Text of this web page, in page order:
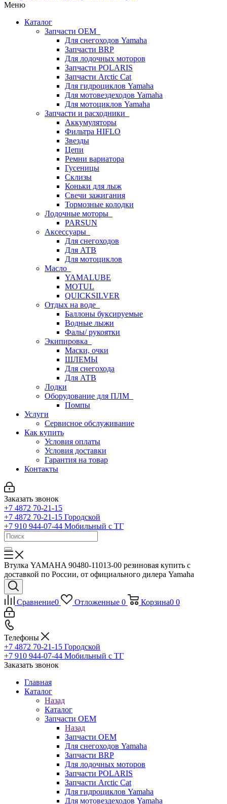
Меню
Каталог
Запчасти OEM
Для снегоходов Yamaha
Запчасти BRP
Для лодочных моторов
Запчасти POLARIS
Запчасти Arctic Cat
Для гидроциклов Yamaha
Для мотовездеходов Yamaha
Для мотоциклов Yamaha
Запчасти и расходники
Аккумуляторы
Фильтра HIFLO
Звезды
Цепи
Ремни вариатора
Гусеницы
Склизы
Коньки для лыж
Свечи зажигания
Тормозные колодки
Лодочные моторы
PARSUN
Аксессуары
Для снегоходов
Для АТВ
Для мотоциклов
Масло
YAMALUBE
MOTUL
QUICKSILVER
Отдых на воде
Баллоны буксируемые
Водные лыжи
Фалы/ рукоятки
Экипировка
Маски, очки
ШЛЕМЫ
Для снегохода
Для АТВ
Лодки
Оборудование для ПЛМ
Помпы
Услуги
Сервисное обслуживание
Как купить
Условия оплаты
Условия доставки
Гарантия на товар
Контакты
Заказать звонок
+7 4872 70-21-15
+7 4872 70-21-15 Городской
+7 910 944-07-44 Мобильный с ТГ
Втулка YAMAHA 90480-11013-00 резиновая купить с
доставкой по России, от официального дилера Yamaha
Сравнение0 Отложенные 0 Корзина0 0
Телефоны
+7 4872 70-21-15 Городской
+7 910 944-07-44 Мобильный с ТГ
Заказать звонок
Главная
Каталог
Назад
Каталог
Запчасти OEM
Назад
Запчасти OEM
Для снегоходов Yamaha
Запчасти BRP
Для лодочных моторов
Запчасти POLARIS
Запчасти Arctic Cat
Для гидроциклов Yamaha
Для мотовездеходов Yamaha